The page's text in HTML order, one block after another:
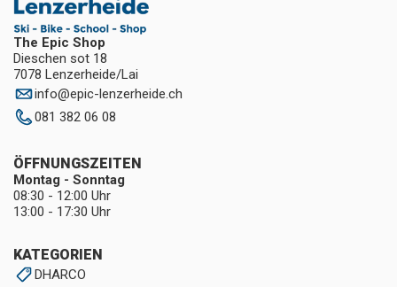
The Epic Shop
Dieschen sot 18
7078 Lenzerheide/Lai
info@epic-lenzerheide.ch
081 382 06 08
KATEGORIEN
DHARCO
ÖFFNUNGSZEITEN
Montag - Sonntag
08:30 - 12:00 Uhr
13:00 - 17:30 Uhr